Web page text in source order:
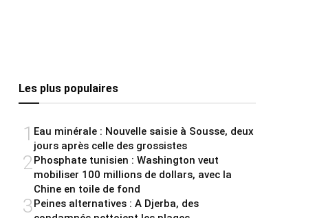
Les plus populaires
1 Eau minérale : Nouvelle saisie à Sousse, deux
jours après celle des grossistes
2Phosphate tunisien : Washington veut
mobiliser 100 millions de dollars, avec la
Chine en toile de fond
3Peines alternatives : A Djerba, des